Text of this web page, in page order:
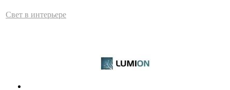
Свет в интерьере